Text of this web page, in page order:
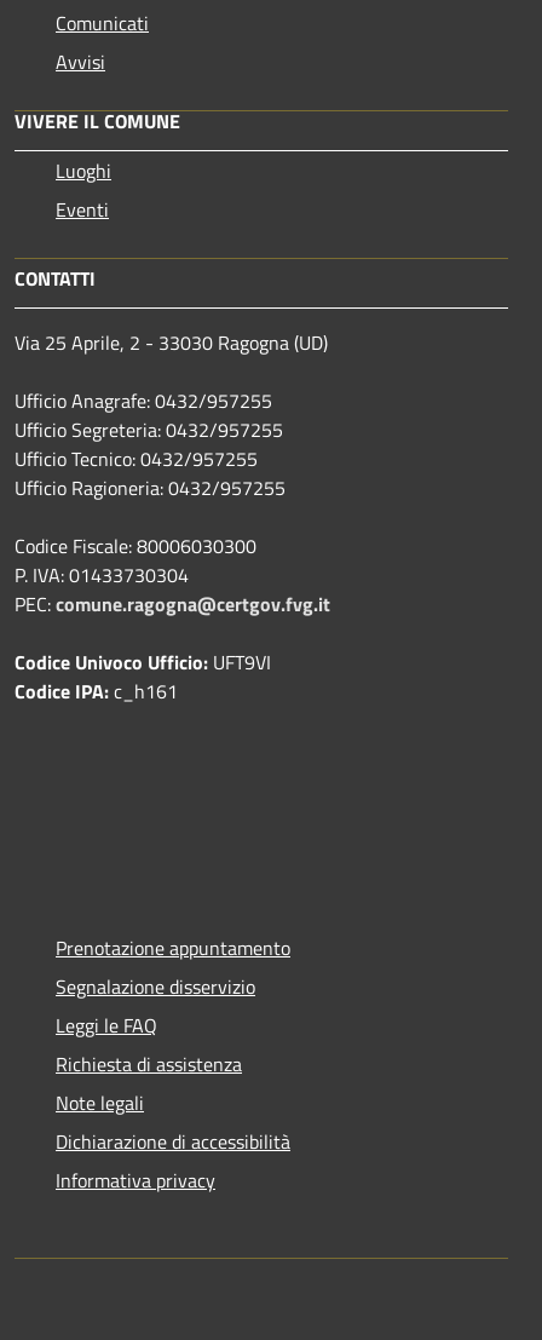
Comunicati
Avvisi
VIVERE IL COMUNE
Luoghi
Eventi
CONTATTI
Via 25 Aprile, 2 - 33030 Ragogna (UD)
Ufficio Anagrafe: 0432/957255
Ufficio Segreteria: 0432/957255
Ufficio Tecnico: 0432/957255
Ufficio Ragioneria: 0432/957255
Codice Fiscale: 80006030300
P. IVA: 01433730304
PEC:comune.ragogna@certgov.fvg.it
Codice Univoco Ufficio: UFT9VI
Codice IPA:c_h161
Prenotazione appuntamento
Segnalazione disservizio
Leggi le FAQ
Richiesta di assistenza
Note legali
Dichiarazione di accessibilità
Informativa privacy